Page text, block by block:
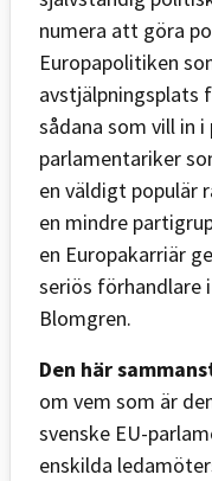
numera att göra
Europapolitiken
avstjälpningsplats
sådana som vill in i
parlamentariker
en väldigt populär
en mindre
en Europakarriär
seriös förhandlare
Blomgren.
Den här
om vem som är
svenske EU-
enskilda